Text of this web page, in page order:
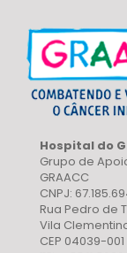
Hospital do
Grupo de
GRAACC
CNPJ:
Rua Pedro de
Vila
CEP 04039-001